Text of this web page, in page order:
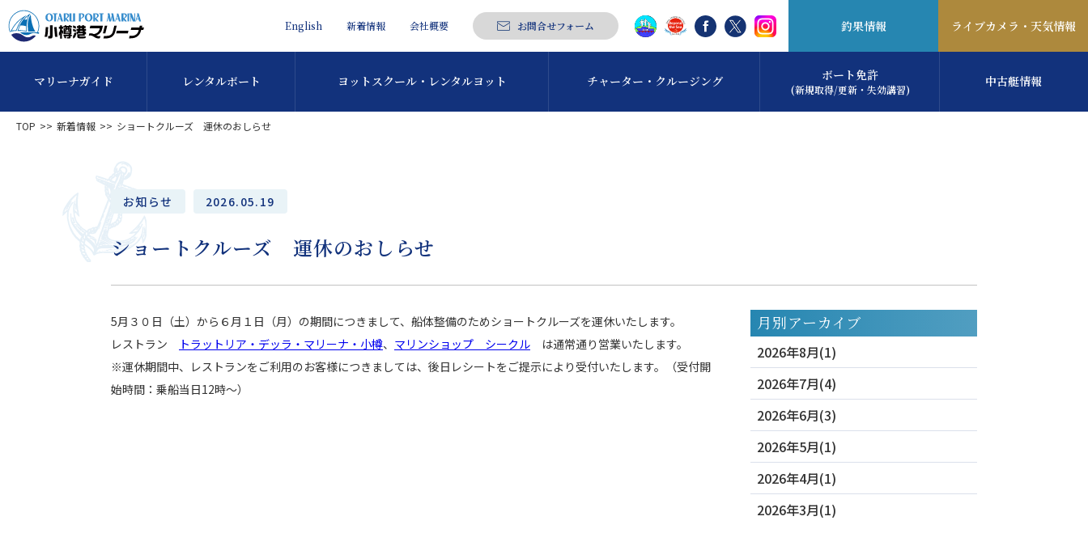
English 新着情報 会社概要 お問合せフォーム 釣果情報 ライブカメラ・ 天気情報
マリーナガイド レンタルボート ヨットスクール・ レンタルヨット チャーター・ クルージング ボート免許
(新規取得/更新・失効講習) 中古艇情報
TOP 新着情報 ショートクルーズ 運休のおしらせ
お知らせ 2026.05.19
ショートクルーズ 運休のおしらせ
5月３０日（土）から６月１日（月）の期間につきまして、船体整備のためショートクルーズを運休いたします。
レストラン
トラットリア・デッラ・マリーナ・小樽、 マリンショップ シークル は通常通り営業いたします。
※運休期間中、レストランをご利用のお客様につきましては、後日レシートをご提示により受付いたします。（受付開
始時間：乗船当日12時～）
月別アーカイブ
2026年8月(1)
2026年7月(4)
2026年6月(3)
2026年5月(1)
2026年4月(1)
2026年3月(1)